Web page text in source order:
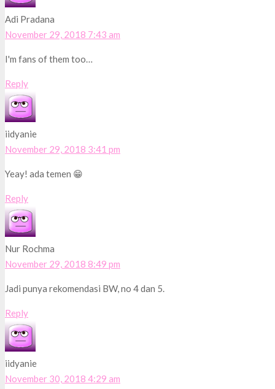
Adi Pradana
November 29, 2018 7:43 am
I'm fans of them too…
Reply
iidyanie
November 29, 2018 3:41 pm
Yeay! ada temen 😁
Reply
Nur Rochma
November 29, 2018 8:49 pm
Jadi punya rekomendasi BW, no 4 dan 5.
Reply
iidyanie
November 30, 2018 4:29 am